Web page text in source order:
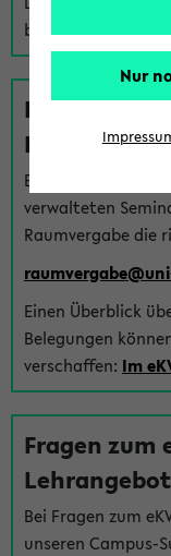
betreffenden
Fragen zu
Räumen
Bei Fragen zur
verwalteten
Raumvergabe die
Einen Überblick
Belegungen
verschaffen: Im
Fragen zum
Bei Fragen zum
unseren Campus-
Nur